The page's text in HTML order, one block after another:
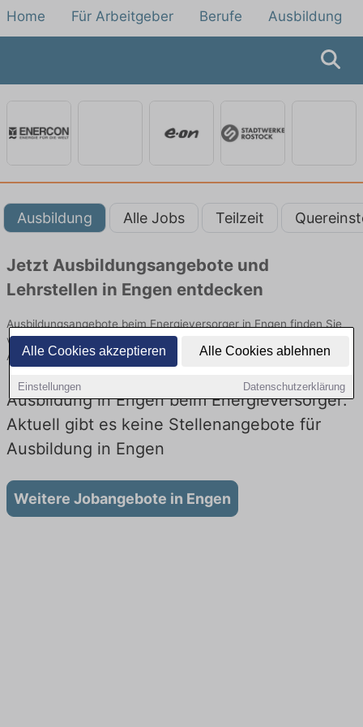
Alle Cookies akzeptieren Alle Cookies ablehnen
Einstellungen Datenschutzerklärung
Home Für Arbeitgeber Berufe Ausbildung
Ausbildung Alle Jobs Teilzeit
Jetzt Ausbildungsangebote und
Lehrstellen in Engen entdecken
Ausbildungsangebote beim Energieversorger in Engen finden Sie
von namhaften Firmen. Entdecken Sie freie Optionen von Top-
Arbeitgebern und bewerben Sie sich noch heute.
Ausbildung in Engen beim Energieversorger:
Aktuell gibt es keine Stellenangebote für
Ausbildung in Engen
Weitere Jobangebote in Engen